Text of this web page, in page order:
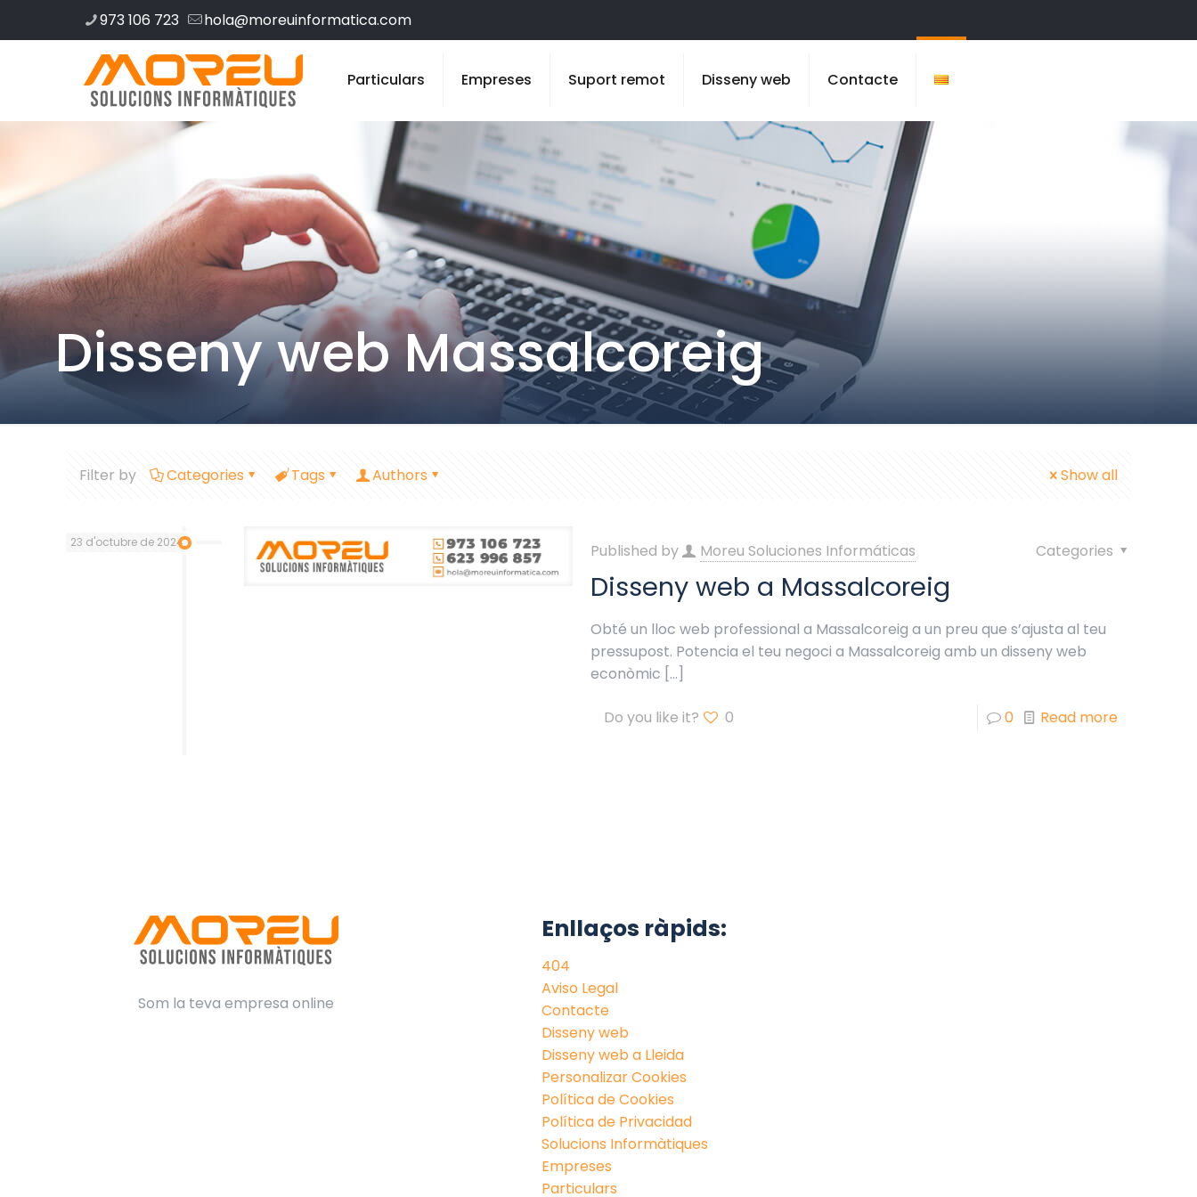
973 106 723 hola@moreuinformatica.com
Particulars Empreses Suport remot Disseny web Contacte
Disseny web Massalcoreig
Filter by Categories Tags Authors Show all
23 d'octubre de 2024 Published by Moreu Soluciones Informáticas Categories
Disseny web a Massalcoreig
Obté un lloc web professional a Massalcoreig a un preu que s’ajusta al teu
pressupost. Potencia el teu negoci a Massalcoreig amb un disseny web
econòmic […]
Do you like it? 0 0 Read more
Som la teva empresa online
Enllaços ràpids:
404
Aviso Legal
Contacte
Disseny web
Disseny web a Lleida
Personalizar Cookies
Política de Cookies
Política de Privacidad
Solucions Informàtiques
Empreses
Particulars